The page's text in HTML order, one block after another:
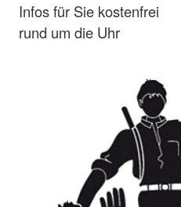
Infos für Sie kostenfrei
rund um die Uhr